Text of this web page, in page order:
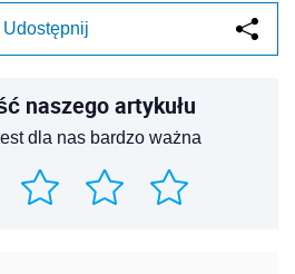
Udostępnij
naszego artykułu
dla nas bardzo ważna